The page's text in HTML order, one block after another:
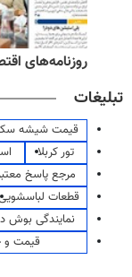
روزنامه‌های اقتصادی
تبلیغات
قیمت شیشه
تور کربلا
مرجع پاسخ
قطعات
نمایندگی بوش
قیمت و